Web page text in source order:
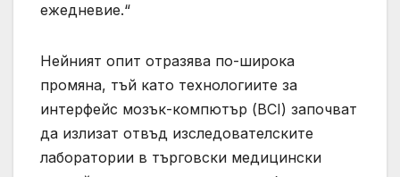
ежедневие.“
Нейният опит отразява по-широка
промяна, тъй като технологиите за
интерфейс мозък-компютър (BCI) започват
да излизат отвъд изследователските
лаборатории в търговски медицински